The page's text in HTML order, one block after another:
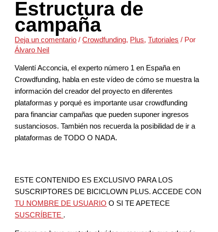
Estructura de
campaña
Deja un comentario /Crowdfunding, Plus,Tutoriales / Por
Álvaro Neil
Valentí Acconcia, el experto número 1 en España en
Crowdfunding, habla en este vídeo de cómo se muestra la
información del creador del proyecto en diferentes
plataformas y porqué es importante usar crowdfunding
para financiar campañas que pueden suponer ingresos
sustanciosos. También nos recuerda la posibilidad de ir a
plataformas de TODO O NADA.
ESTE CONTENIDO ES EXCLUSIVO PARA LOS
SUSCRIPTORES DE BICICLOWN PLUS. ACCEDE CON
TU NOMBRE DE USUARIO O SI TE APETECE
SUSCRÍBETE .